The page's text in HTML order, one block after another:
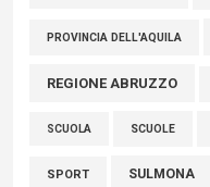
PROVINCIA DELL'AQUILA
REGIONE ABRUZZO
SCUOLA SCUOLE
SPORT SULMONA